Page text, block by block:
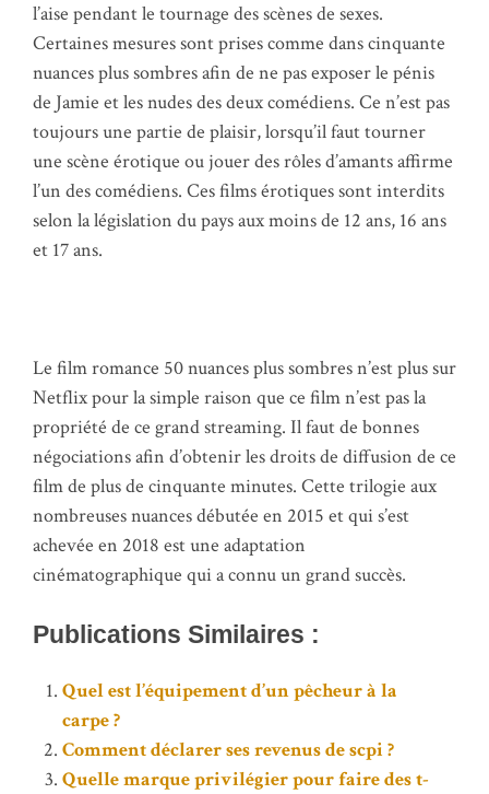
l’aise pendant le tournage des scènes de sexes.
Certaines mesures sont prises comme dans cinquante
nuances plus sombres afin de ne pas exposer le pénis
de Jamie et les nudes des deux comédiens. Ce n’est pas
toujours une partie de plaisir, lorsqu’il faut tourner
une scène érotique ou jouer des rôles d’amants affirme
l’un des comédiens. Ces films érotiques sont interdits
selon la législation du pays aux moins de 12 ans, 16 ans
et 17 ans.
Le film romance 50 nuances plus sombres n’est plus sur
Netflix pour la simple raison que ce film n’est pas la
propriété de ce grand streaming. Il faut de bonnes
négociations afin d’obtenir les droits de diffusion de ce
film de plus de cinquante minutes. Cette trilogie aux
nombreuses nuances débutée en 2015 et qui s’est
achevée en 2018 est une adaptation
cinématographique qui a connu un grand succès.
Publications Similaires :
Quel est l’équipement d’un pêcheur à la
carpe ?
Comment déclarer ses revenus de scpi ?
Quelle marque privilégier pour faire des t-